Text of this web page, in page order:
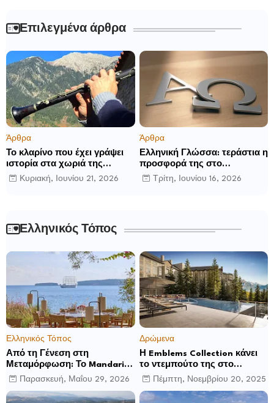
Επιλεγμένα άρθρα
Άρθρα
Το κλαρίνο που έχει γράψει
ιστορία στα χωριά της
Ρούμελης
Κυριακή, Ιουνίου 21, 2026
Άρθρα
Ελληνική Γλώσσα: τεράστια η
προσφορά της στο
παγκόσμιο γίγνεσθαι.
Τρίτη, Ιουνίου 16, 2026
Ελληνικός Τόπος
Ελληνικός Τόπος
Από τη Γένεση στη
Μεταμόρφωση: Το Mandarin
Oriental, Costa Navarino
αποκαλύπτει μια νέα σεζόν
βιωματικών εμπειριών
Παρασκευή, Μαΐου 29, 2026
Δρώμενα
Η Emblems Collection κάνει
το ντεμπούτο της στο
Ηνωμένο Βασίλειο με το
Luckham Park Hotel & Spa
και ανακοινώνει άλλα έξι
Πέμπτη, Νοεμβρίου 20, 2025